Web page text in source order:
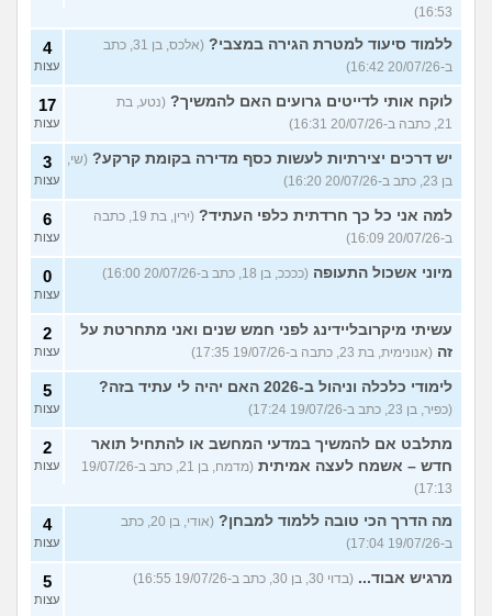
16:53)
ללמוד סיעוד למטרת הגירה במצבי?
(אלכס, בן 31, כתב
ב-20/07/26 16:42)
4
עצות
לוקח אותי לדייטים גרועים האם להמשיך? (נטע, בת
21, כתבה ב-20/07/26 16:31)
17
עצות
יש דרכים יצירתיות לעשות כסף מדירה בקומת קרקע? (שי,
בן 23, כתב ב-20/07/26 16:20)
3
עצות
למה אני כל כך חרדתית כלפי העתיד?
(ירין, בת 19, כתבה
ב-20/07/26 16:09)
6
עצות
מיוני אשכול התעופה (ככככ, בן 18, כתב ב-20/07/26 16:00) 0
עצות
עשיתי מיקרובליידינג לפני חמש שנים ואני מתחרטת על
זה (אנונימית, בת 23, כתבה ב-19/07/26 17:35)
2
עצות
לימודי כלכלה וניהול ב-2026 האם יהיה לי עתיד בזה?
(כפיר, בן 23, כתב ב-19/07/26 17:24)
5
עצות
מתלבט אם להמשיך במדעי המחשב או להתחיל תואר
חדש – אשמח לעצה אמיתית
(מדמח, בן 21, כתב ב-19/07/26
17:13)
2
עצות
מה הדרך הכי טובה ללמוד למבחן?
(אודי, בן 20, כתב
ב-19/07/26 17:04)
4
עצות
מרגיש אבוד... (בדוי 30, בן 30, כתב ב-19/07/26 16:55) 5
עצות